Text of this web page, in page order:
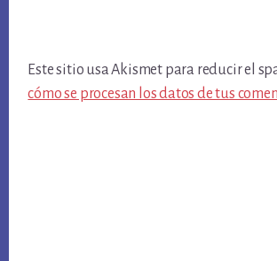
Este sitio usa Akismet para reducir el
cómo se procesan los datos de tus